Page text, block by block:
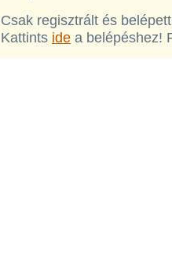
Csak regisztrált és
Kattints ide a belépéshez!